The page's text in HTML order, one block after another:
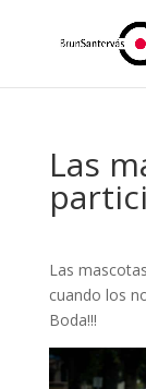
Las
Las
cuando los
Boda!!!